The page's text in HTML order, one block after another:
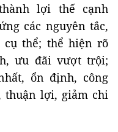
lợi thế cạnh
các nguyên tắc,
thể; thể hiện rõ
ưu đãi vượt trội;
ổn định, công
thuận lợi, giảm chi